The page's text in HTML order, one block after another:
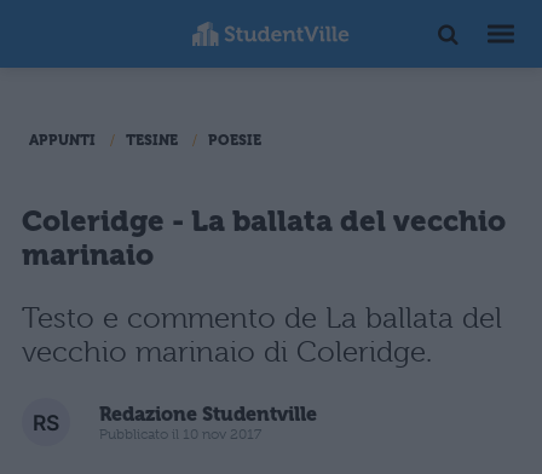
APPUNTI TESINE POESIE
Coleridge - La ballata del vecchio
marinaio
Testo e commento de La ballata del
vecchio marinaio di Coleridge.
Redazione Studentville
Pubblicato il 10 nov 2017